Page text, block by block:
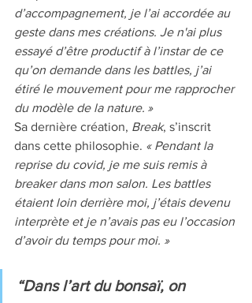
d’accompagnement, je l’ai accordée au
geste dans mes créations. Je n'ai plus
essayé d’être productif à l’instar de ce
qu’on demande dans les battles, j’ai
étiré le mouvement pour me rapprocher
du modèle de la nature. »
Sa dernière création, Break, s’inscrit
dans cette philosophie. « Pendant la
reprise du covid, je me suis remis à
breaker dans mon salon. Les battles
étaient loin derrière moi, j’étais devenu
interprète et je n’avais pas eu l’occasion
d’avoir du temps pour moi. »
“Dans l’art du bonsaï, on